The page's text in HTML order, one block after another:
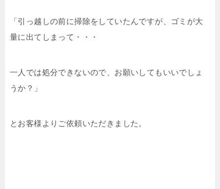
「引っ越しの前に掃除をしていたんですが、ゴミが大
量に出てしまって・・・
一人では処分できないので、お願いしてもいいでしょ
うか？」
とお客様よりご依頼いただきました。